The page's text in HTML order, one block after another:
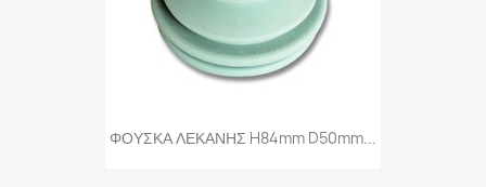
ΦΟΥΣΚΑ ΛΕΚΑΝΗΣ H84mm D50mm...